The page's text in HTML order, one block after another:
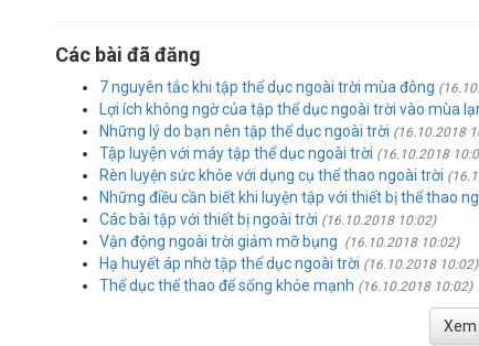
Các bài đã đăng
7 nguyên tắc khi tập thể dục ngoài trời mùa đông
Lợi ích không ngờ của tập thể dục ngoài trời vào mùa
Những lý do bạn nên tập thể dục ngoài trời (16.10.2018
Tập luyện với máy tập thể dục ngoài trời (16.10.2018
Rèn luyện sức khỏe với dụng cụ thể thao ngoài trời
Những điều cần biết khi luyện tập với thiết bị thể thao
Các bài tập với thiết bị ngoài trời (16.10.2018 10:02)
Vận động ngoài trời giảm mỡ bụng (16.10.2018 10:02)
Hạ huyết áp nhờ tập thể dục ngoài trời (16.10.2018 10:02)
Thể dục thể thao để sống khỏe mạnh (16.10.2018 10:02)